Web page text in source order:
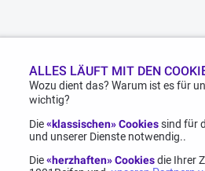
ALLES LÄUFT MIT DEN
Wozu dient das? Warum ist es für
wichtig?
Die«klassischen» Cookiessind für
und unserer Dienste notwendig..
Die«herzhaften» Cookies die Ihrer